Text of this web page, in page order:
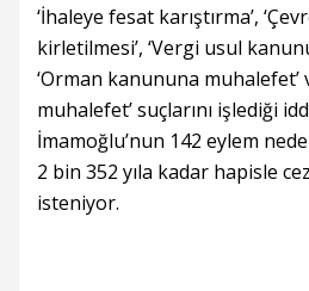
‘İhaleye fesat karıştırma’,
kirletilmesi’, ‘Vergi usul
‘Orman kanununa muhalefet’
muhalefet’ suçlarını işlediği
İmamoğlu’nun 142 eylem
2 bin 352 yıla kadar hapisle
isteniyor.